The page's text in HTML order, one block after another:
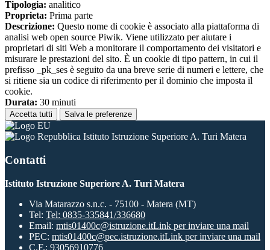
Tipologia: analitico
Proprieta: Prima parte
Descrizione: Questo nome di cookie è associato alla piattaforma di
analisi web open source Piwik. Viene utilizzato per aiutare i
proprietari di siti Web a monitorare il comportamento dei visitatori e
misurare le prestazioni del sito. È un cookie di tipo pattern, in cui il
prefisso _pk_ses è seguito da una breve serie di numeri e lettere, che
si ritiene sia un codice di riferimento per il dominio che imposta il
cookie.
Durata: 30 minuti
Accetta tutti Salva le preferenze
Istituto Istruzione Superiore A. Turi Matera
Contatti
Istituto Istruzione Superiore A. Turi Matera
Via Matarazzo s.n.c. - 75100 - Matera (MT)
Tel: Tel: 0835-335841/336680
Email: mtis01400c@istruzione.itLink per inviare una mail
PEC: mtis01400c@pec.istruzione.itLink per inviare una mail
C.F.: 93056910776